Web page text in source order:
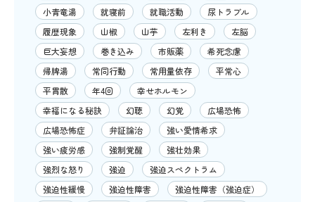
小青竜湯
就寝前 就職活動
尿トラブル
履歴現象
山椒 山芋 左利き
左脳
巨大妄想
巻き込み 市販薬
希死念慮
帰脾湯
常同行動 常用量依存
平常心
平胃散
年4回
幸せホルモン
幸福になる秘訣
幻聴 幻覚
広場恐怖
広場恐怖症
弁証論治
強い愛情希求
強い疲労感
強制覚醒
強壮効果
強烈な怒り
強迫
強迫スペクトラム
強迫性緩慢
強迫性障害
強迫性障害（強迫症）